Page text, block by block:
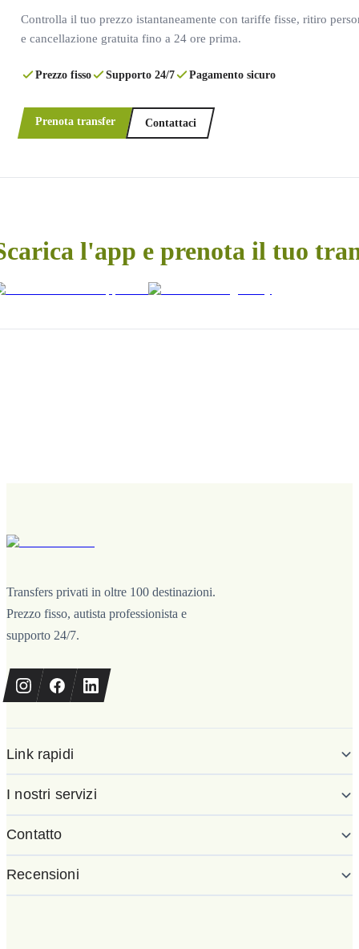
Controlla il tuo prezzo istantaneamente con tariffe fisse, ritiro
e cancellazione gratuita fino a 24 ore prima.
Prezzo fisso Supporto 24/7 Pagamento sicuro
Prenota transfer Contattaci
l'app e prenota il tuo
Transfers privati in oltre 100 destinazioni.
Prezzo fisso, autista professionista e
supporto 24/7.
Link rapidi
I nostri servizi
Contatto
Recensioni